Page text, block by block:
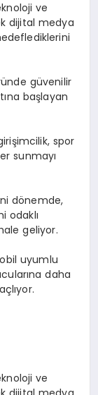
ve
dijital medya
güvenilir
başlayan
spor
sunmayı
dönemde,
odaklı
geliyor.
uyumlu
daha
ve